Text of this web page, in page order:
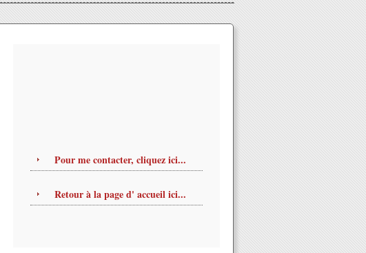
Pour me contacter, cliquez ici...
Retour à la page d' accueil ici...